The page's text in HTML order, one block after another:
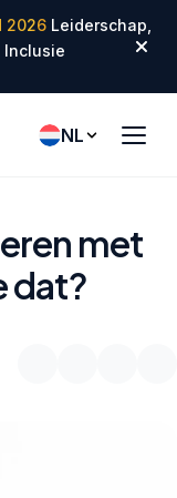
2026
✦
Leiderschap,
NL
met
dat?